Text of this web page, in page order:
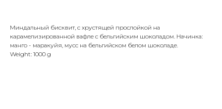
Миндальный бисквит, с хрустящей прослойкой на
карамелизированной вафле с бельгийским шоколадом. Начинка:
манго - маракуйя, мусс на бельгийском белом шоколаде.
Weight: 1000 g